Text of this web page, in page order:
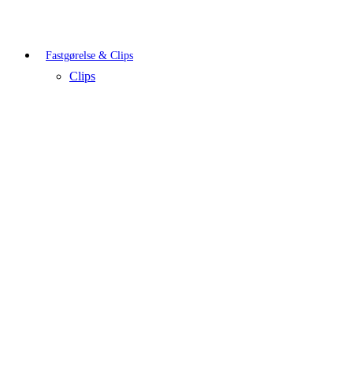
Fastgørelse & Clips
Clips